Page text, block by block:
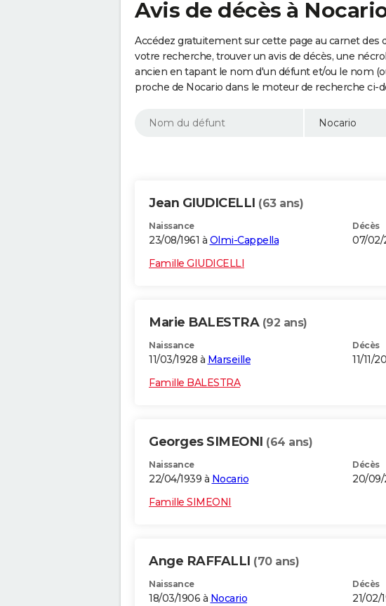
Avis de décès à
Accédez gratuitement sur cette page au carnet des
votre recherche, trouver un avis de décès, une
ancien en tapant le nom d'un défunt et/ou le nom
proche de Nocario dans le moteur de recherche ci-
Jean GIUDICELLI (63 ans)
Naissance
23/08/1961 à Olmi-Cappella
Décès
07/02/
Famille GIUDICELLI
Marie BALESTRA (92 ans)
Naissance
11/03/1928 à Marseille
Décès
11/11/
Famille BALESTRA
Georges SIMEONI (64 ans)
Naissance
22/04/1939 à Nocario
Décès
20/
Famille SIMEONI
Ange RAFFALLI (70 ans)
Naissance
18/03/1906 à Nocario
Décès
21/02/